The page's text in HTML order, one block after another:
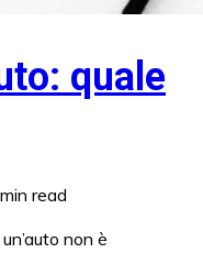
quale
read
non è